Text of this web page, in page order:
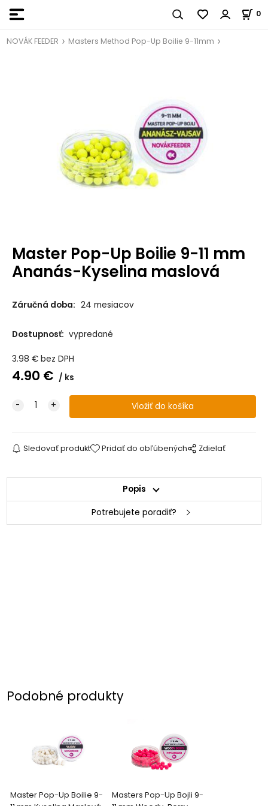
0
NOVÁK FEEDER Masters Method Pop-Up Boilie 9-11mm
Master Pop-Up Boilie 9-11 mm
Ananás-Kyselina maslová
Záručná doba: 24 mesiacov
Dostupnosť: vypredané
3.98 € bez DPH
4.90 € ks
Sledovať produkt Pridať do obľúbených Zdielať
Popis
Potrebujete poradiť?
Podobné produkty
Master Pop-Up Boilie 9-
Masters Pop-Up Bojli 9-